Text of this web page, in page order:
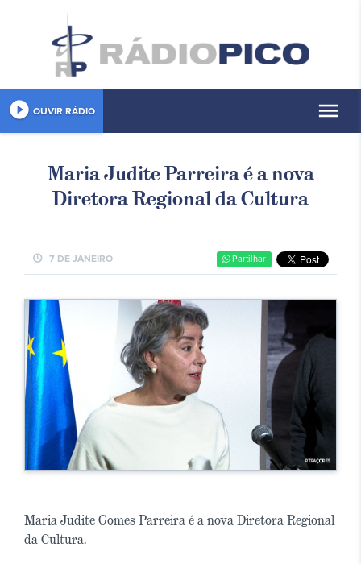
play_circle_filled OUVIR RÁDIO menu
Maria Judite Parreira é a nova
Diretora Regional da Cultura
schedule 7 DE JANEIRO Partilhar
Maria Judite Gomes Parreira é a nova Diretora Regional
da Cultura.